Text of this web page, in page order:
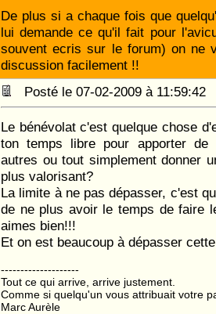
De plus si a chaque fois que
lui demande ce qu'il fait pour
souvent ecris sur le forum) on ne
discussion facilement !!
Posté le 07-02-2009 à
Le bénévolat c'est quelque chose
ton temps libre pour apporter de
autres ou tout simplement donner
plus valorisant?
La limite à ne pas dépasser, c'est
de ne plus avoir le temps de faire
aimes bien!!!
Et on est beaucoup à dépasser
--------------------
Tout ce qui arrive, arrive justement.
Comme si quelqu'un vous attribuait votre
Marc Aurèle